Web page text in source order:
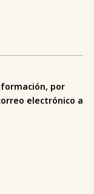
por
electrónico a